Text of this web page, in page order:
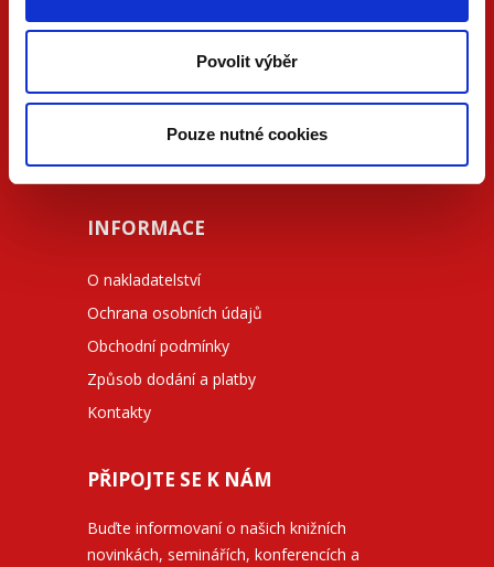
Povolit výběr
Pouze nutné cookies
KONTAKTUJTE NÁS
733 734 348 beck@beck.cz
INFORMACE
O nakladatelství
Ochrana osobních údajů
Obchodní podmínky
Způsob dodání a platby
Kontakty
PŘIPOJTE SE K NÁM
Buďte informovaní o našich knižních
novinkách, seminářích, konferencích a